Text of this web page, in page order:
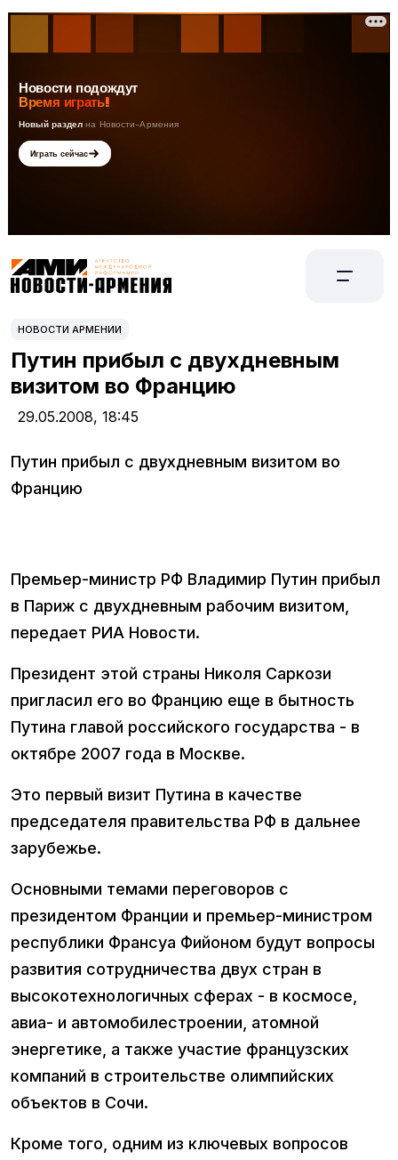
НОВОСТИ АРМЕНИИ
Путин прибыл с двухдневным
визитом во Францию
29.05.2008, 18:45
Путин прибыл с двухдневным визитом во
Францию
Премьер-министр РФ Владимир Путин прибыл
в Париж с двухдневным рабочим визитом,
передает РИА Новости.
Президент этой страны Николя Саркози
пригласил его во Францию еще в бытность
Путина главой российского государства - в
октябре 2007 года в Москве.
Это первый визит Путина в качестве
председателя правительства РФ в дальнее
зарубежье.
Основными темами переговоров с
президентом Франции и премьер-министром
республики Франсуа Фийоном будут вопросы
развития сотрудничества двух стран в
высокотехнологичных сферах - в космосе,
авиа- и автомобилестроении, атомной
энергетике, а также участие французских
компаний в строительстве олимпийских
объектов в Сочи.
Кроме того, одним из ключевых вопросов